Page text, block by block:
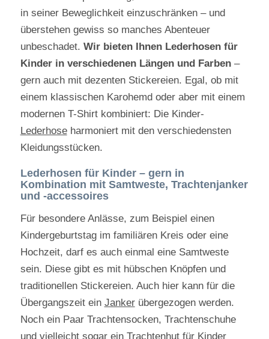
in seiner Beweglichkeit einzuschränken – und
überstehen gewiss so manches Abenteuer
unbeschadet. Wir bieten Ihnen Lederhosen für
Kinder in verschiedenen Längen und Farben–
gern auch mit dezenten Stickereien. Egal, ob mit
einem klassischen Karohemd oder aber mit einem
modernen T-Shirt kombiniert: Die Kinder-
Lederhoseharmoniert mit den verschiedensten
Kleidungsstücken.
Lederhosen für Kinder – gern in
Kombination mit Samtweste, Trachtenjanker
und -accessoires
Für besondere Anlässe, zum Beispiel einen
Kindergeburtstag im familiären Kreis oder eine
Hochzeit, darf es auch einmal eine Samtweste
sein. Diese gibt es mit hübschen Knöpfen und
traditionellen Stickereien. Auch hier kann für die
Übergangszeit ein Jankerübergezogen werden.
Noch ein Paar Trachtensocken, Trachtenschuhe
und vielleicht sogar ein Trachtenhutfür Kinder